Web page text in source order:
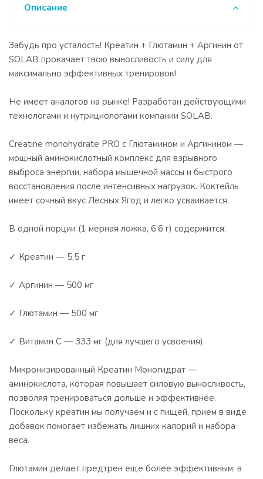
Описание
Забудь про усталость! Креатин + Глютамин + Аргинин от
SOLAB прокачает твою выносливость и силу для
максимально эффективных тренировок!
Не имеет аналогов на рынке! Разработан действующими
технологами и нутрициологами компании SOLAB.
Creatine monohydrate PRO с Глютамином и Аргинином —
мощный аминокислотный комплекс для взрывного
выброса энергии, набора мышечной массы и быстрого
восстановления после интенсивных нагрузок. Коктейль
имеет сочный вкус Лесных Ягод и легко усваивается.
В одной порции (1 мерная ложка, 6,6 г) содержится:
✓ Креатин — 5,5 г
✓ Аргинин — 500 мг
✓ Глютамин — 500 мг
✓ Витамин С — 333 мг (для лучшего усвоения)
Микронизированный Креатин Моногидрат —
аминокислота, которая повышает силовую выносливость,
позволяя тренироваться дольше и эффективнее.
Поскольку креатин мы получаем и с пищей, прием в виде
добавок помогает избежать лишних калорий и набора
веса.
Глютамин делает предтрен еще более эффективным: в